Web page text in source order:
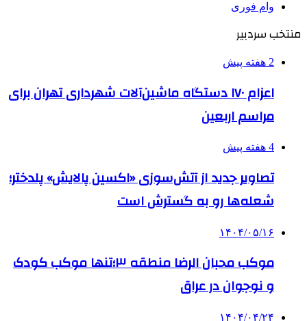
وام فوری
منتخب سردبیر
2 هفته پیش
اعزام ۱۷۰ دستگاه ماشین‌آلات شهرداری تهران برای
مراسم اربعین
4 هفته پیش
تصاویر جدید از آتش‌سوزی «اکسین پالایش» پلدختر؛
شعله‌ها رو به گسترش است
۱۴۰۴/۰۵/۱۶
موکب محبان الرضا منطقه ۳؛تنها موکب کودک
و نوجوان در عراق
۱۴۰۴/۰۴/۲۴